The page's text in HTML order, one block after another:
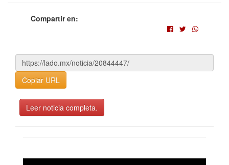
Compartir en:
Copiar URL
Leer noticia completa.